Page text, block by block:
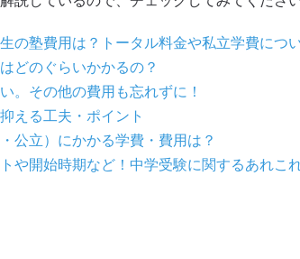
の塾費用は？トータル料金や私立学費につ
どのぐらいかかるの？
。その他の費用も忘れずに！
える工夫・ポイント
公立）にかかる学費・費用は？
や開始時期など！中学受験に関するあれこ